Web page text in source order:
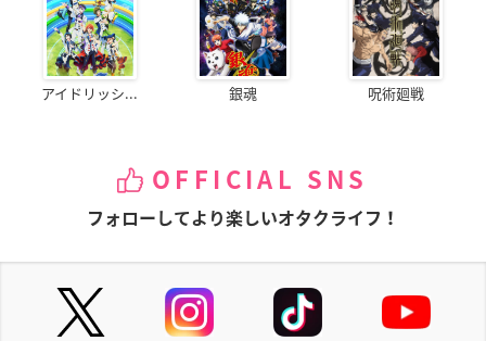
アイドリッシ... 銀魂 呪術廻戦
OFFICIAL SNS
フォローしてより楽しいオタクライフ！